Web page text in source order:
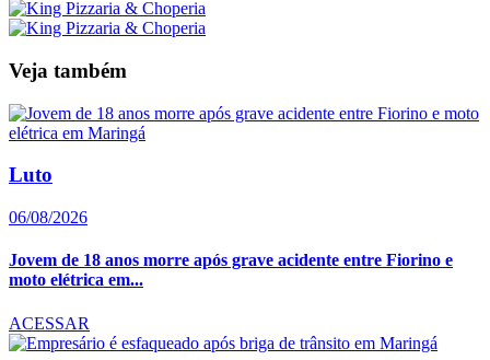
Veja também
Luto
06/08/2026
Jovem de 18 anos morre após grave acidente entre Fiorino e
moto elétrica em...
ACESSAR